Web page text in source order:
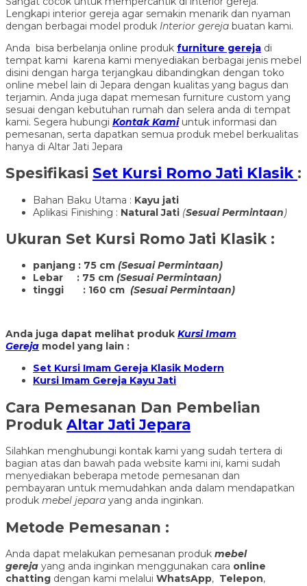
Lengkapi interior gereja agar semakin menarik dan nyaman
dengan berbagai model produk Interior gereja buatan kami.
Anda bisa berbelanja online produk furniture gereja di
tempat kami karena kami menyediakan berbagai jenis mebel
disini dengan harga terjangkau dibandingkan dengan toko
online mebel lain di Jepara dengan kualitas yang bagus dan
terjamin. Anda juga dapat memesan furniture custom yang
sesuai dengan kebutuhan rumah dan selera anda di tempat
kami. Segera hubungi Kontak Kamiuntuk informasi dan
pemesanan, serta dapatkan semua produk mebel berkualitas
hanya di Altar Jati Jepara
Spesifikasi Set Kursi Romo Jati Klasik :
Bahan Baku Utama : Kayu jati
Aplikasi Finishing : Natural Jati (Sesuai Permintaan)
Ukuran Set Kursi Romo Jati Klasik :
panjang : 75 cm (Sesuai Permintaan)
Lebar : 75 cm (Sesuai Permintaan)
tinggi : 160 cm (Sesuai Permintaan)
Anda juga dapat melihat produk Kursi Imam
Gereja model yang lain :
Set Kursi Imam Gereja Klasik Modern
Kursi Imam Gereja Kayu Jati
Cara Pemesanan Dan Pembelian
Produk Altar Jati Jepara
Silahkan menghubungi kontak kami yang sudah tertera di
bagian atas dan bawah pada website kami ini, kami sudah
menyediakan beberapa metode pemesanan dan
pembayaran untuk memudahkan anda dalam mendapatkan
produk mebel jepara yang anda inginkan.
Metode Pemesanan :
Anda dapat melakukan pemesanan produk mebel
gereja yang anda inginkan menggunakan cara online
chatting dengan kami melalui WhatsApp, Telepon,